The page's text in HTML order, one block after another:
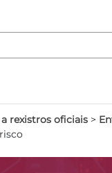
rexistros oficiais >